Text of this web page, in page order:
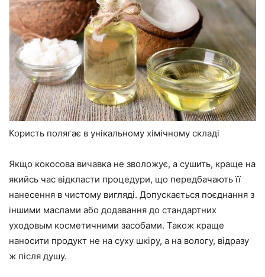
Користь полягає в унікальному хімічному складі
Якщо кокосова вичавка не зволожує, а сушить, краще на
якийсь час відкласти процедури, що передбачають її
нанесення в чистому вигляді. Допускається поєднання з
іншими маслами або додавання до стандартних
уходовым косметичними засобами. Також краще
наносити продукт не на суху шкіру, а на вологу, відразу
ж після душу.